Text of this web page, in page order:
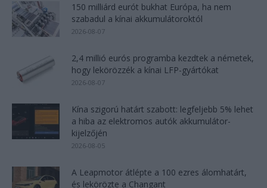
150 milliárd eurót bukhat Európa, ha nem
szabadul a kínai akkumulátoroktól
2026-08-07
2,4 millió eurós programba kezdtek a németek,
hogy lekörözzék a kínai LFP-gyártókat
2026-08-07
Kína szigorú határt szabott: legfeljebb 5% lehet
a hiba az elektromos autók akkumulátor-
kijelzőjén
2026-08-05
A Leapmotor átlépte a 100 ezres álomhatárt,
és lekörözte a Changant